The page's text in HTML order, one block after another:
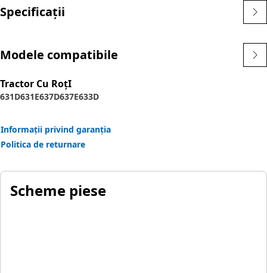
demanding vibration levels of both large and small
machines
and can be retrofitted to older machines
Application:
Designed for use in extremely tough conditions.
Specificații
Modele compatibile
Tractor Cu RoţI
631D631E637D637E633D
Informații privind garanția
Politica de returnare
Scheme piese